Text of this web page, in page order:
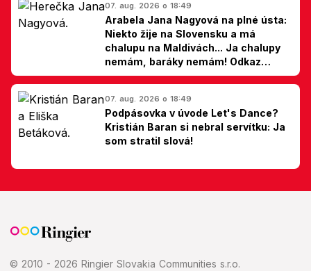
07. aug. 2026 o 18:49
Arabela Jana Nagyová na plné ústa:
Niekto žije na Slovensku a má
chalupu na Maldivách... Ja chalupy
nemám, baráky nemám! Odkaz
Slovákom
07. aug. 2026 o 18:49
Podpásovka v úvode Let's Dance?
Kristián Baran si nebral servítku: Ja
som stratil slová!
© 2010 - 2026 Ringier Slovakia Communities s.r.o.